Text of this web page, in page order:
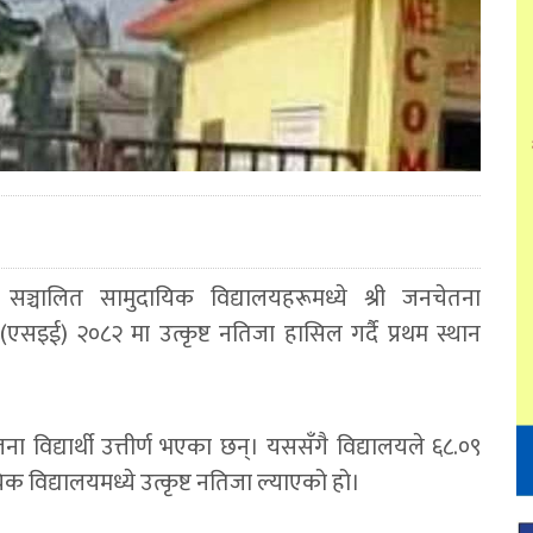
सामुदायिक विद्यालयहरूमध्ये श्री जनचेतना
२०८२ मा उत्कृष्ट नतिजा हासिल गर्दै प्रथम स्थान
विद्यार्थी उत्तीर्ण भएका छन्। यससँगै विद्यालयले ६८.०९
विद्यालयमध्ये उत्कृष्ट नतिजा ल्याएको हो।